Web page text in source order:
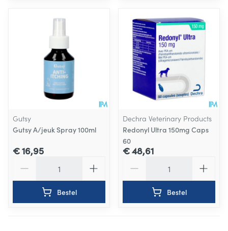
Gutsy
Gutsy A/jeuk Spray 100ml
€ 16,95
Bestel
Dechra Veterinary Products
Redonyl Ultra 150mg Caps
60
€ 48,61
Bestel